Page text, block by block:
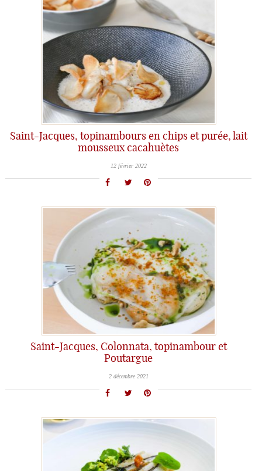
Saint-Jacques, topinambours en chips et purée, lait
mousseux cacahuètes
12 février 2022
Saint-Jacques, Colonnata, topinambour et
Poutargue
2 décembre 2021